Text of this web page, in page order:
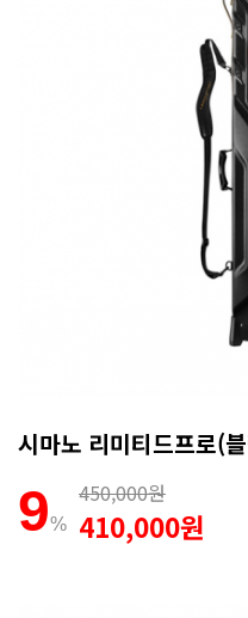
9%
450,000원
410,000원